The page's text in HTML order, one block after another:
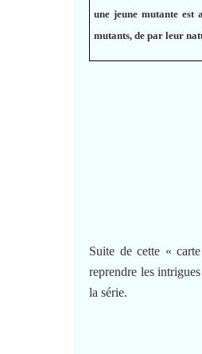
une jeune mutante est
mutants, de par leur
Suite de cette «
reprendre les
la série.